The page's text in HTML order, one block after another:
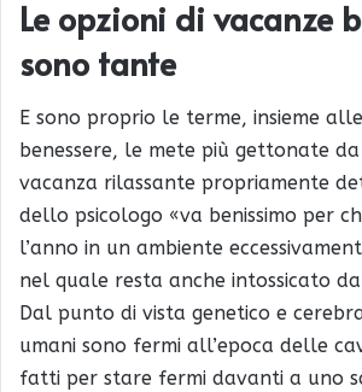
Le opzioni di vacanze
sono tante
E sono proprio le terme, insieme
benessere, le mete più gettonate
vacanza rilassante propriamente
dello psicologo «va benissimo per
l’anno in un ambiente
nel quale resta anche intossicato
Dal punto di vista genetico e
umani sono fermi all’epoca delle
fatti per stare fermi davanti a uno